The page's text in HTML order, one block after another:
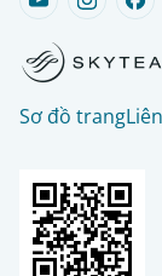
Sơ đồ trang